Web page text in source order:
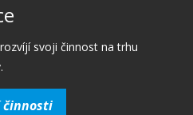
svoji činnost na trhu
činnosti